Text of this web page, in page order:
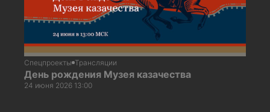
Спецпроекты Трансляции
День рождения Музея казачества
24 июня 2026 13:00